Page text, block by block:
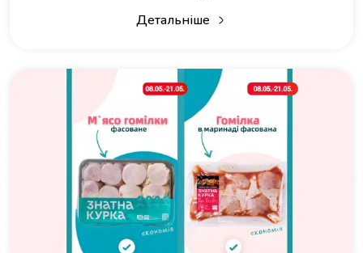
Детальніше
про Продовжуються травневі акції